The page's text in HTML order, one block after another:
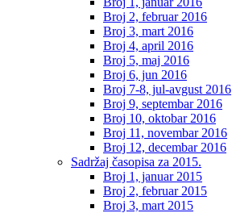
Broj 2, februar 2016
Broj 3, mart 2016
Broj 4, april 2016
Broj 5, maj 2016
Broj 6, jun 2016
Broj 7-8, jul-avgust 2016
Broj 9, septembar 2016
Broj 10, oktobar 2016
Broj 11, novembar 2016
Broj 12, decembar 2016
Sadržaj časopisa za 2015.
Broj 1, januar 2015
Broj 2, februar 2015
Broj 3, mart 2015